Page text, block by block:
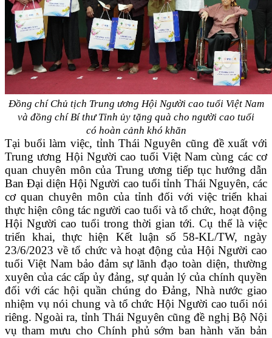
Đồng chí Chủ tịch Trung ương Hội Người cao tuổi Việt Nam
và đồng chí Bí thư Tỉnh ủy tặng quà cho người cao tuổi
có hoàn cảnh khó khăn
Tại buổi làm việc, tỉnh Thái Nguyên cũng đề xuất với
Trung ương Hội Người cao tuổi Việt Nam cùng các cơ
quan chuyên môn của Trung ương tiếp tục hướng dẫn
Ban Đại diện Hội Người cao tuổi tỉnh Thái Nguyên, các
cơ quan chuyên môn của tỉnh đối với việc triển khai
thực hiện công tác người cao tuổi và tổ chức, hoạt động
Hội Người cao tuổi trong thời gian tới. Cụ thể là việc
triển khai, thực hiện Kết luận số 58-KL/TW, ngày
23/6/2023 về tổ chức và hoạt động của Hội Người cao
tuổi Việt Nam bảo đảm sự lãnh đạo toàn diện, thường
xuyên của các cấp ủy đảng, sự quản lý của chính quyền
đối với các hội quần chúng do Đảng, Nhà nước giao
nhiệm vụ nói chung và tổ chức Hội Người cao tuổi nói
riêng. Ngoài ra, tỉnh Thái Nguyên cũng đề nghị Bộ Nội
vụ tham mưu cho Chính phủ sớm ban hành văn bản